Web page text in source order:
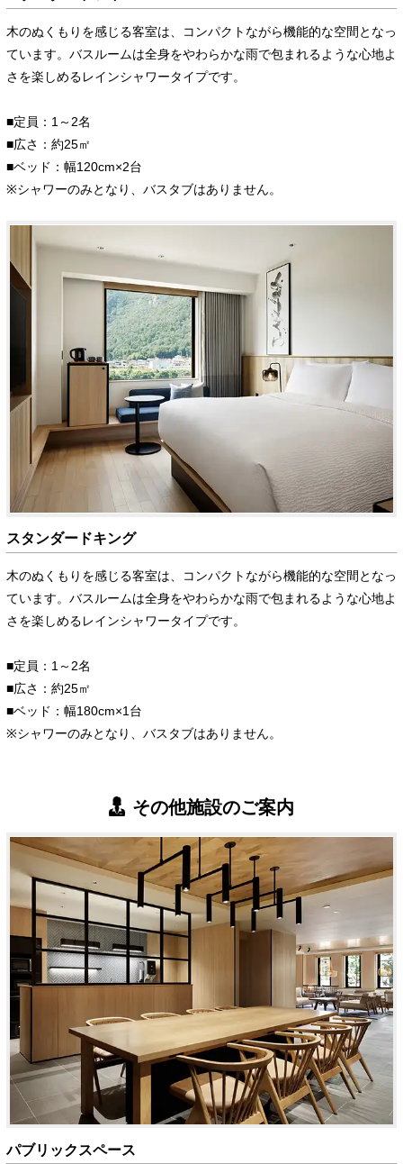
木のぬくもりを感じる客室は、コンパクトながら機能的な空間となっ
ています。バスルームは全身をやわらかな雨で包まれるような心地よ
さを楽しめるレインシャワータイプです。
■定員：1～2名
■広さ：約25㎡
■ベッド：幅120cm×2台
※シャワーのみとなり、バスタブはありません。
スタンダードキング
木のぬくもりを感じる客室は、コンパクトながら機能的な空間となっ
ています。バスルームは全身をやわらかな雨で包まれるような心地よ
さを楽しめるレインシャワータイプです。
■定員：1～2名
■広さ：約25㎡
■ベッド：幅180cm×1台
※シャワーのみとなり、バスタブはありません。
その他施設のご案内
パブリックスペース